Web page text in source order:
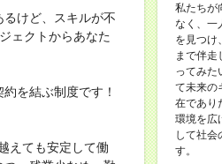
るけど、スキルが不
ェクトからあなた
を結ぶ制度です！
えても安定して働
私たちが
なく、一
を見つけ
まで伴走
ってみた
て未来の
在であり
環境を広
して社会
す。